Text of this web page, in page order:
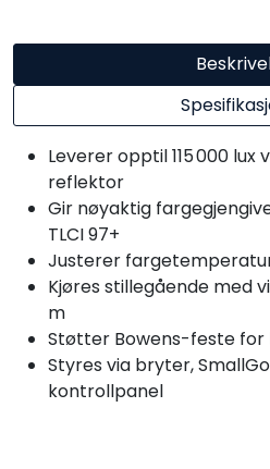
Leverer opptil 115 000 lux
reflektor
Gir nøyaktig
TLCI 97+
Justerer
Kjøres stillegående med
m
Støtter Bowens-feste
Styres via bryter,
kontrollpanel